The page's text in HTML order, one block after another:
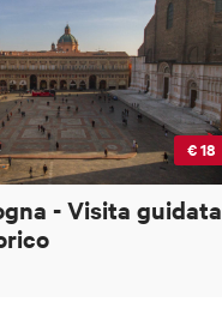
€ 18
- Visita guidata